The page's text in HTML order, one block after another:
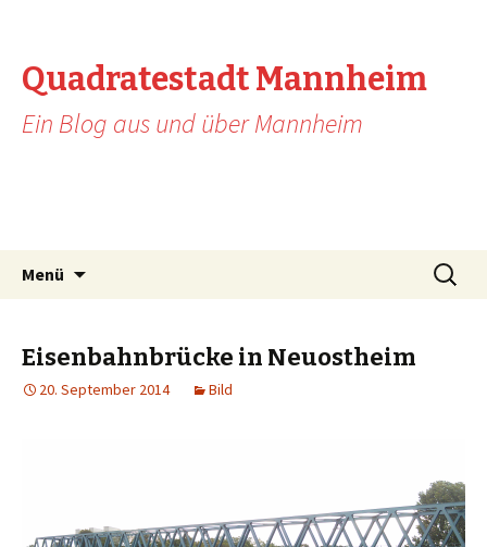
Quadratestadt Mannheim
Ein Blog aus und über Mannheim
Menü
Suche
nach:
Eisenbahnbrücke in Neuostheim
20. September 2014 Bild